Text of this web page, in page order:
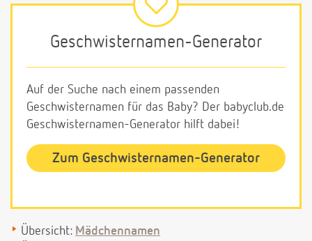
Geschwisternamen-Generator
Auf der Suche nach einem passenden
Geschwisternamen für das Baby? Der babyclub.de
Geschwisternamen-Generator hilft dabei!
Zum Geschwisternamen-Generator
Übersicht: Mädchennamen